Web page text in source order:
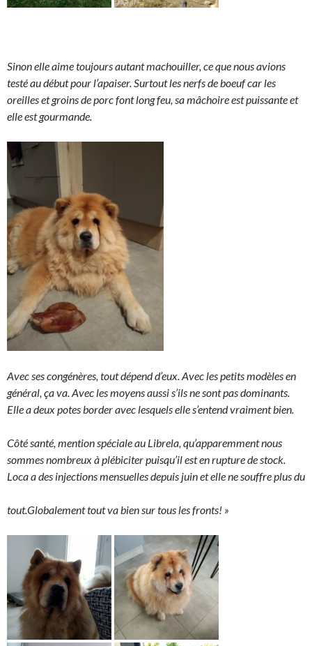
Sinon elle aime toujours autant machouiller, ce que nous avions
testé au début pour l’apaiser. Surtout les nerfs de boeuf car les
oreilles et groins de porc font long feu, sa mâchoire est puissante et
elle est gourmande.
Avec ses congénères, tout dépend d’eux. Avec les petits modèles en
général, ça va. Avec les moyens aussi s’ils ne sont pas dominants.
Elle a deux potes border avec lesquels elle s’entend vraiment bien.
Côté santé, mention spéciale au Librela, qu’apparemment nous
sommes nombreux à plébiciter puisqu’il est en rupture de stock.
Loca a des injections mensuelles depuis juin et elle ne souffre plus du
tout.Globalement tout va bien sur tous les fronts! »